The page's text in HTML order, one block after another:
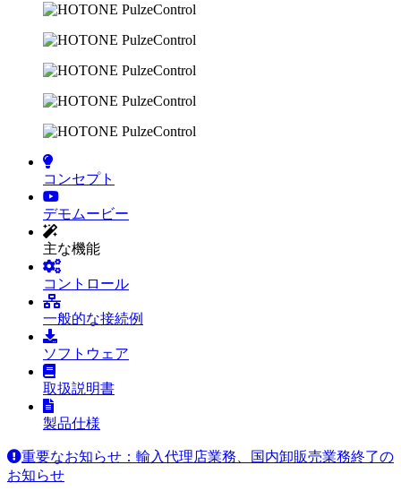
コンセプト
デモムービー
主な機能
コントロール
一般的な接続例
ソフトウェア
取扱説明書
製品仕様
重要なお知らせ：輸入代理店業務、国内卸販売業務終了の
お知らせ